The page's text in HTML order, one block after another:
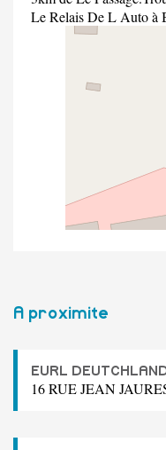
Le Relais De L Auto à
A proximite
EURL
16 RUE JEAN